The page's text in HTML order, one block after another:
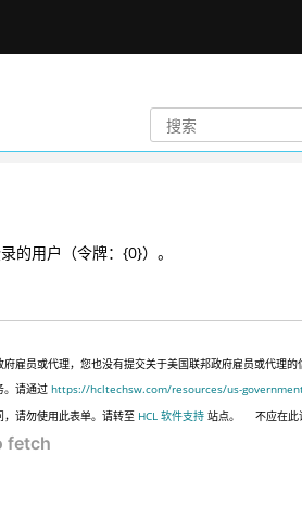
的用户（令牌：{0}）。
雇员或代理，您也没有提交关于美国联邦政府雇员或代理
。请通过https://hcltechsw.com/resources/us-
请勿使用此表单。请转至 HCL 软件支持 站点。 不应在